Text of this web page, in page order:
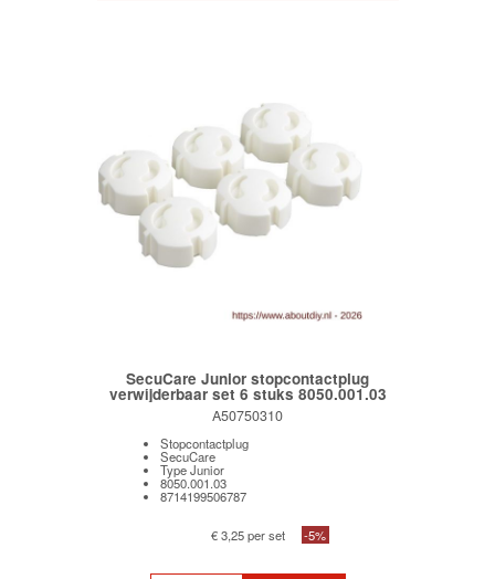
SecuCare Junior stopcontactplug
verwijderbaar set 6 stuks 8050.001.03
A50750310
Stopcontactplug
SecuCare
Type Junior
8050.001.03
8714199506787
€ 3,25 per set -5%